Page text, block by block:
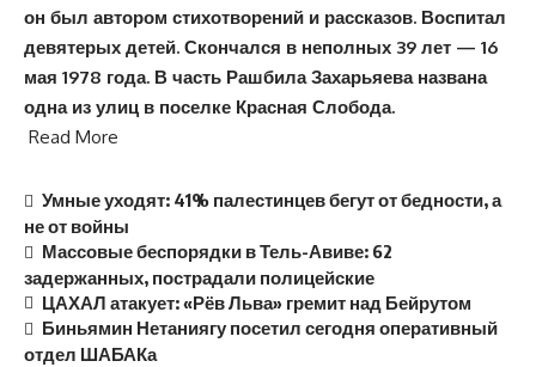
он был автором стихотворений и рассказов. Воспитал
девятерых детей. Скончался в неполных 39 лет — 16
мая 1978 года. В часть Рашбила Захарьяева названа
одна из улиц в поселке Красная Слобода.
Read More
Умные уходят: 41% палестинцев бегут от бедности, а
не от войны
Массовые беспорядки в Тель-Авиве: 62
задержанных, пострадали полицейские
ЦАХАЛ атакует: «Рёв Льва» гремит над Бейрутом
Биньямин Нетаниягу посетил сегодня оперативный
отдел ШАБАКа